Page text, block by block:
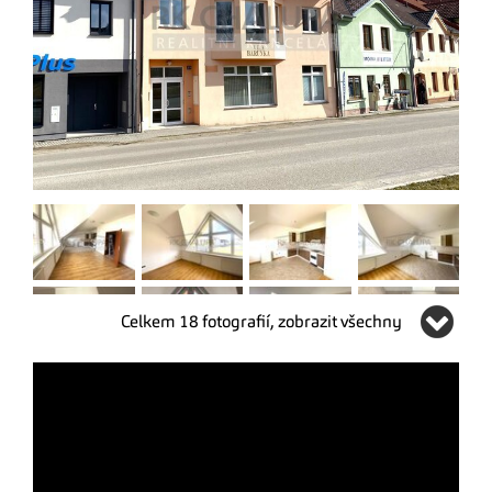
Celkem 18 fotografií, zobrazit všechny